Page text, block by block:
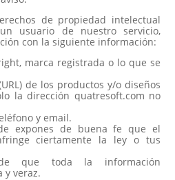
de propiedad intelectual
usuario de nuestro servicio,
con la siguiente información:
marca registrada o lo que se
de los productos y/o diseños
la dirección quatresoft.com no
y email.
expones de buena fe que el
ciertamente la ley o tus
que toda la información
y veraz.